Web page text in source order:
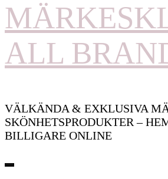
ALL
VÄLKÄNDA & EXKLUSIVA
SKÖNHETSPRODUKTER –
BILLIGARE ONLINE